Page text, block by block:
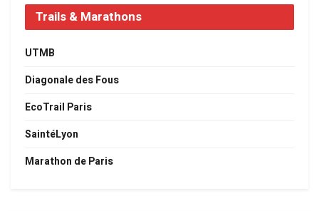
Trails & Marathons
UTMB
Diagonale des Fous
EcoTrail Paris
SaintéLyon
Marathon de Paris